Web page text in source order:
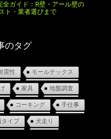
ガイド：R壁・アール壁の
ト・業者選びまで
のタグ
震性 モールテックス
家具 地盤調査
コーキング 手仕事
タイプ 犬走り